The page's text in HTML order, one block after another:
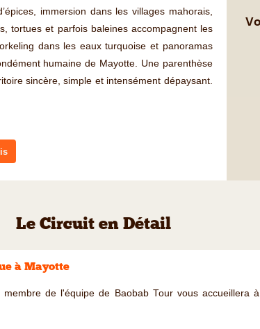
immersion dans les villages mahorais,
tortues et parfois baleines accompagnent les
dans les eaux turquoise et panoramas
humaine de Mayotte. Une parenthèse
sincère, simple et intensément dépaysant.
Le Circuit en Détail
à Mayotte
de l'équipe de Baobab Tour vous accueillera